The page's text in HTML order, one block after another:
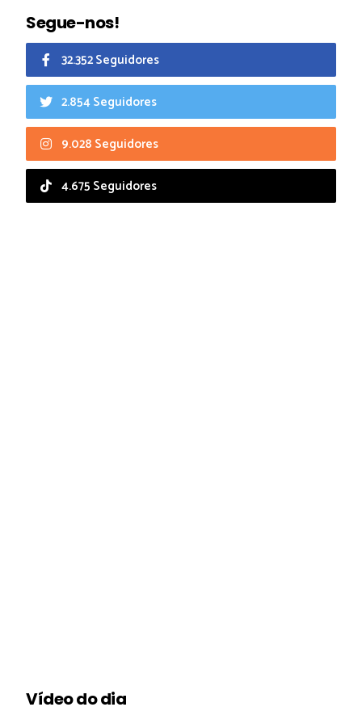
Segue-nos!
32.352 Seguidores
2.854 Seguidores
9.028 Seguidores
4.675 Seguidores
Vídeo do dia